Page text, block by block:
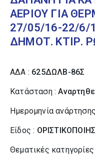
ΑΕΡΙΟΥ ΓΙΑ
27/05/16-22/6/
ΔΗΜΟΤ. ΚΤΙΡ.
ΑΔΑ : 625ΔΩΛΒ-86Σ
Κατάσταση :
Ημερομηνία
Είδος :
Θεματικές κατηγορίες